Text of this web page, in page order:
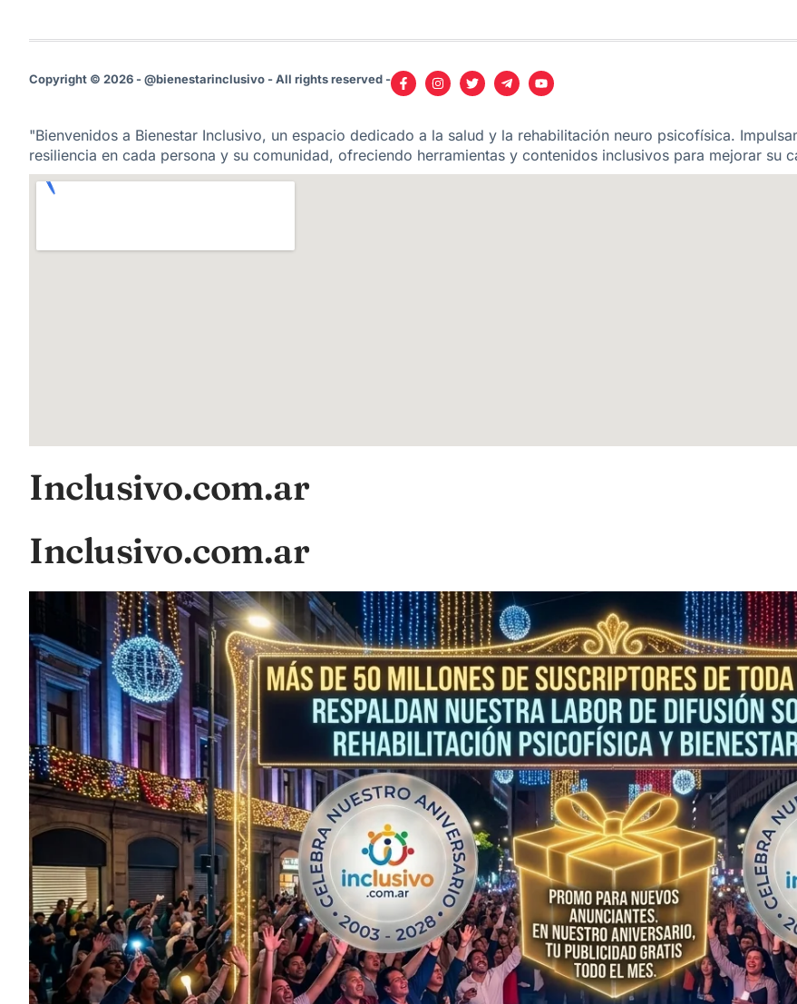
Copyright © 2026 - @bienestarinclusivo - All rights reserved -
"Bienvenidos a Bienestar Inclusivo, un espacio dedicado a la salud y la rehabilitación neuro psicofísica.
resiliencia en cada persona y su comunidad, ofreciendo herramientas y contenidos inclusivos para mejorar su
Inclusivo.com.ar
Inclusivo.com.ar